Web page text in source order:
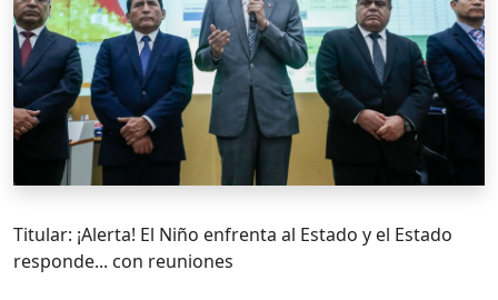
Titular: ¡Alerta! El Niño enfrenta al Estado y el Estado
responde... con reuniones